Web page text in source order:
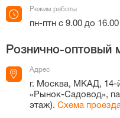
Режим работы
пн-птн с 9.00 до 16.00
Рознично-оптовый
Адрес
г. Москва, МКАД, 14-
«Рынок-Садовод»,
этаж). Схема